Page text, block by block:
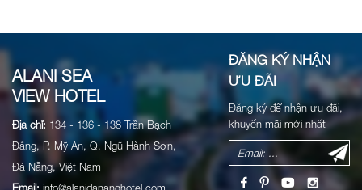
ALANI SEA
VIEW HOTEL
Địa chỉ: 134 - 136 - 138 Trần Bạch
Đằng, P. Mỹ An, Q. Ngũ Hành Sơn,
Đà Nẵng, Việt Nam
Email: info@alanidananghotel.com
ĐĂNG KÝ NHẬN
ƯU ĐÃI
Đăng ký để nhận ưu đãi,
khuyến mãi mới nhất